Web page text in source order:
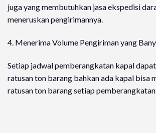
juga yang membutuhkan jasa ekspedisi
meneruskan pengirimannya.
4. Menerima Volume Pengiriman yang
Setiap jadwal pemberangkatan kapal
ratusan ton barang bahkan ada kapal bisa
ratusan ton barang setiap pemberangkatan.